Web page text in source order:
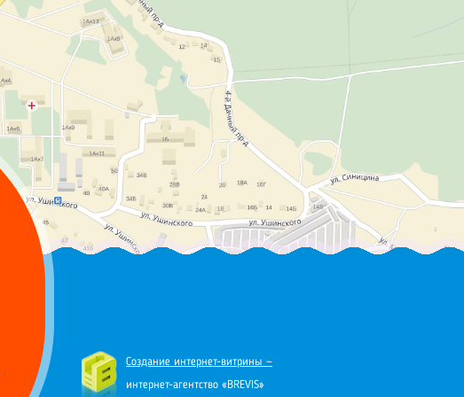
Создание интернет-витрины —
интернет-агентство «BREVIS»